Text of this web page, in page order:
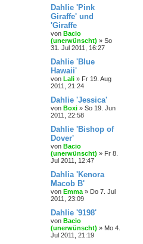
Dahlie 'Pink
Giraffe' und
'Giraffe
von Bacio
(unerwünscht) » So
31. Jul 2011, 16:27
Dahlie 'Blue
Hawaii'
von Lali » Fr 19. Aug
2011, 21:24
Dahlie 'Jessica'
von Boxi » So 19. Jun
2011, 22:58
Dahlie 'Bishop of
Dover'
von Bacio
(unerwünscht) » Fr 8.
Jul 2011, 12:47
Dahlia 'Kenora
Macob B'
von Emma » Do 7. Jul
2011, 23:09
Dahlie '9198'
von Bacio
(unerwünscht) » Mo 4.
Jul 2011, 21:19